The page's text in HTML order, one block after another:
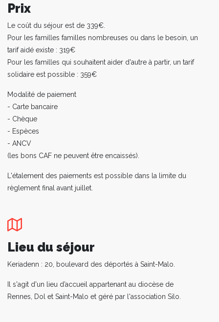
Prix
Le coût du séjour est de 339€.
Pour les familles familles nombreuses ou dans le besoin, un
tarif aidé existe : 319€
Pour les familles qui souhaitent aider d'autre à partir, un tarif
solidaire est possible : 359€
Modalité de paiement
- Carte bancaire
- Chèque
- Espèces
- ANCV
(les bons CAF ne peuvent être encaissés).
L'étalement des paiements est possible dans la limite du
règlement final avant juillet.
Lieu du séjour
Keriadenn : 20, boulevard des déportés à Saint-Malo.
Il s'agit d'un lieu d’accueil appartenant au diocèse de
Rennes, Dol et Saint-Malo et géré par l'association Silo.